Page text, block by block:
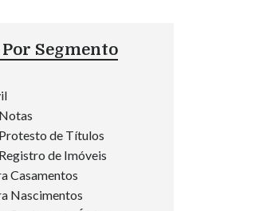
Segmento
de Títulos
de Imóveis
Casamentos
Nascimentos